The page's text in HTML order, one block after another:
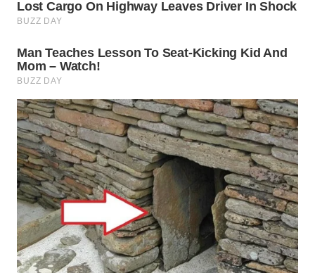
WAHANA
WAHANA
WAHANA
ADVOKAT
WAHANA
INFRASTRUKTUR
WAHANA
KONSUMEN